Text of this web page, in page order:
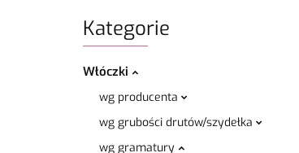
Kategorie
Włóczki
wg producenta
wg grubości drutów/szydełka
wg gramatury